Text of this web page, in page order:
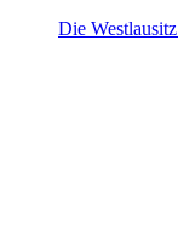
Die